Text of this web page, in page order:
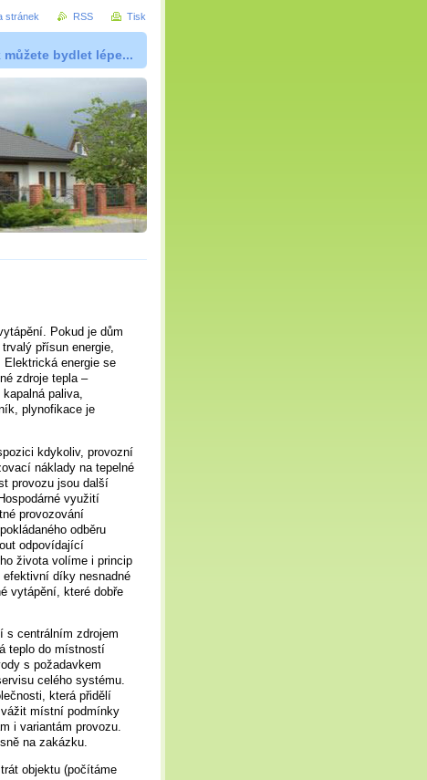
můžete bydlet lépe...
Pokud je dům
přísun energie,
energie se
zdroje tepla –
paliva,
plynofikace je
kdykoliv, provozní
náklady na tepelné
provozu jsou další
využití
provozování
odběru
odpovídající
života volíme i princip
díky nesnadné
vytápění, které dobře
s centrálním zdrojem
teplo do místností
s požadavkem
celého systému.
která přidělí
místní podmínky
i variantám provozu.
na zakázku.
objektu (počítáme
stránek RSS Tisk